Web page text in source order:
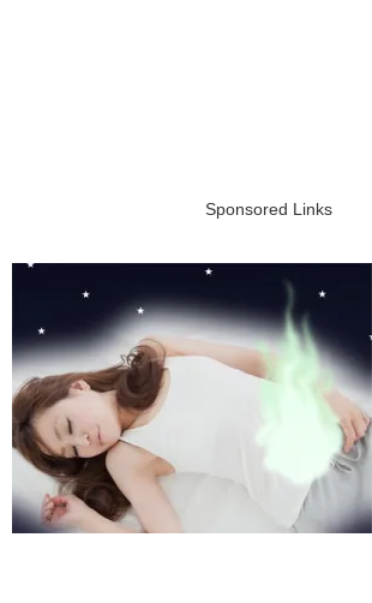
Sponsored Links